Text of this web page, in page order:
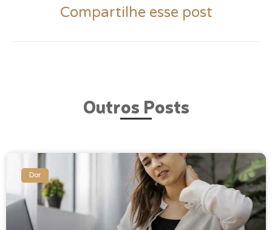
Compartilhe esse post
Outros Posts
Dor